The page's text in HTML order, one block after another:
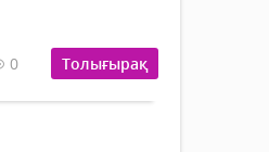
0 Толығырақ